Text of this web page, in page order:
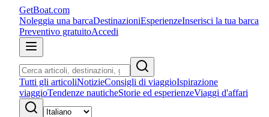
GetBoat.com
Noleggia una barcaDestinazioniEsperienzeInserisci la tua barca
Preventivo gratuitoAccedi
Tutti gli articoliNotizieConsigli di viaggioIspirazione
viaggioTendenze nauticheStorie ed esperienzeViaggi d'affari